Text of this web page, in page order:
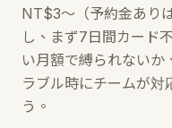
NT$3〜（予約金あり
し、まず7日間カード
い月額で縛られないか
ラブル時にチームが対
う。